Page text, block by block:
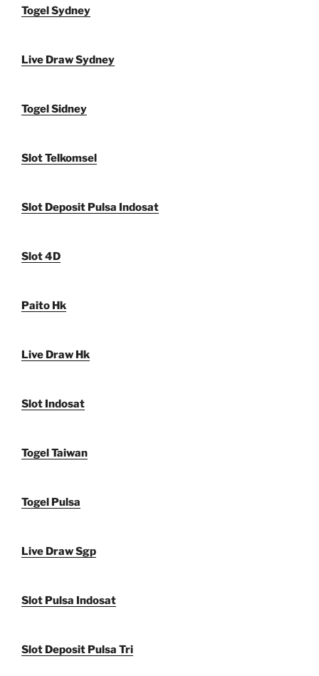
Togel Sydney
Live Draw Sydney
Togel Sidney
Slot Telkomsel
Slot Deposit Pulsa Indosat
Slot 4D
Paito Hk
Live Draw Hk
Slot Indosat
Togel Taiwan
Togel Pulsa
Live Draw Sgp
Slot Pulsa Indosat
Slot Deposit Pulsa Tri